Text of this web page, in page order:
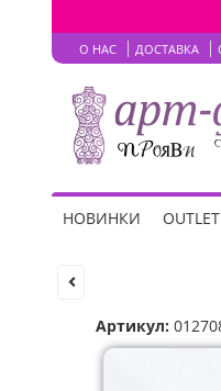
О НАС ДОСТАВКА
НОВИНКИ OUTLET
Артикул: